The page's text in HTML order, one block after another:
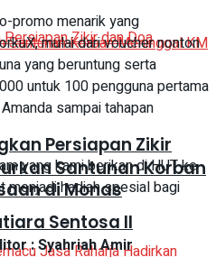
Persiapan Zikir
di Monas
Santunan Korban
Sentosa II
promo menarik yang
mulai dari voucher nonton
yang beruntung serta
untuk 100 pengguna pertama
sampai tahapan
yang kami berikan di HUT ke
hadiah spesial bagi
: Syahriah Amir